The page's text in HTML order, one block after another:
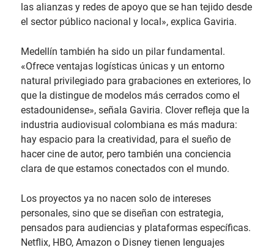
las alianzas y redes de apoyo que se han tejido desde
el sector público nacional y local», explica Gaviria.
Medellín también ha sido un pilar fundamental.
«Ofrece ventajas logísticas únicas y un entorno
natural privilegiado para grabaciones en exteriores, lo
que la distingue de modelos más cerrados como el
estadounidense», señala Gaviria. Clover refleja que la
industria audiovisual colombiana es más madura:
hay espacio para la creatividad, para el sueño de
hacer cine de autor, pero también una conciencia
clara de que estamos conectados con el mundo.
Los proyectos ya no nacen solo de intereses
personales, sino que se diseñan con estrategia,
pensados para audiencias y plataformas específicas.
Netflix, HBO, Amazon o Disney tienen lenguajes